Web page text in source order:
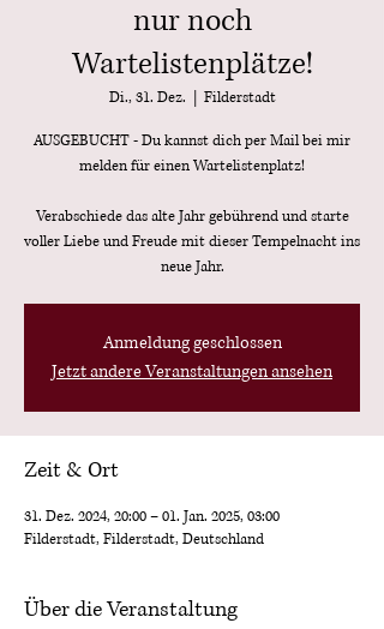
nur noch
Wartelistenplätze!
Di., 31. Dez. Filderstadt
AUSGEBUCHT - Du kannst dich per Mail bei mir
melden für einen Wartelistenplatz!
Verabschiede das alte Jahr gebührend und starte
voller Liebe und Freude mit dieser Tempelnacht ins
neue Jahr.
Anmeldung geschlossen
Jetzt andere Veranstaltungen ansehen
Zeit & Ort
31. Dez. 2024, 20:00 – 01. Jan. 2025, 03:00
Filderstadt, Filderstadt, Deutschland
Über die Veranstaltung